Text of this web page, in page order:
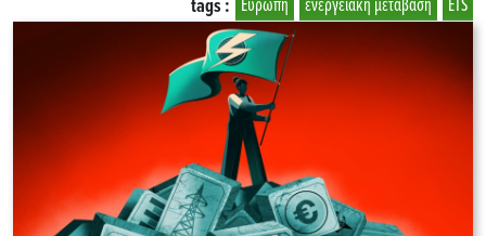
ETS
ενεργειακή μετάβαση
Ευρώπη
tags :